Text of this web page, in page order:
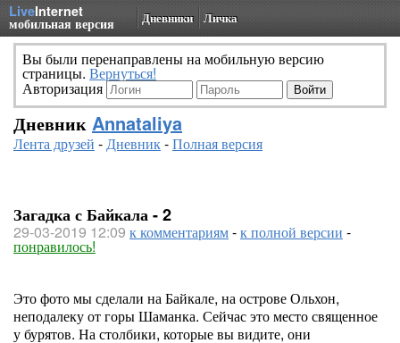
LiveInternet
мобильная версия Дневники Личка
Вы были перенаправлены на мобильную версию
страницы. Вернуться!
Авторизация
Дневник Annataliya
Лента друзей -Дневник-Полная версия
Загадка с Байкала - 2
29-03-2019 12:09 к комментариям-к полной версии -
понравилось!
Это фото мы сделали на Байкале, на острове Ольхон,
неподалеку от горы Шаманка. Сейчас это место священное
у бурятов. На столбики, которые вы видите, они